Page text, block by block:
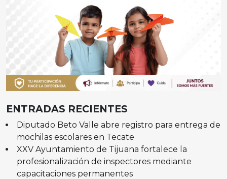
ENTRADAS RECIENTES
Diputado Beto Valle abre registro para entrega de
mochilas escolares en Tecate
XXV Ayuntamiento de Tijuana fortalece la
profesionalización de inspectores mediante
capacitaciones permanentes